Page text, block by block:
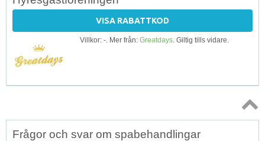
VISA RABATTKOD
Villkor: -. Mer från: Greatdays. Giltig tills vidare.
Topp
Frågor och svar om spabehandlingar